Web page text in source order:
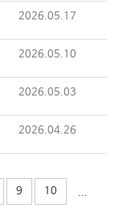
2026.05.17
2026.05.10
2026.05.03
2026.04.26
9 10 ...